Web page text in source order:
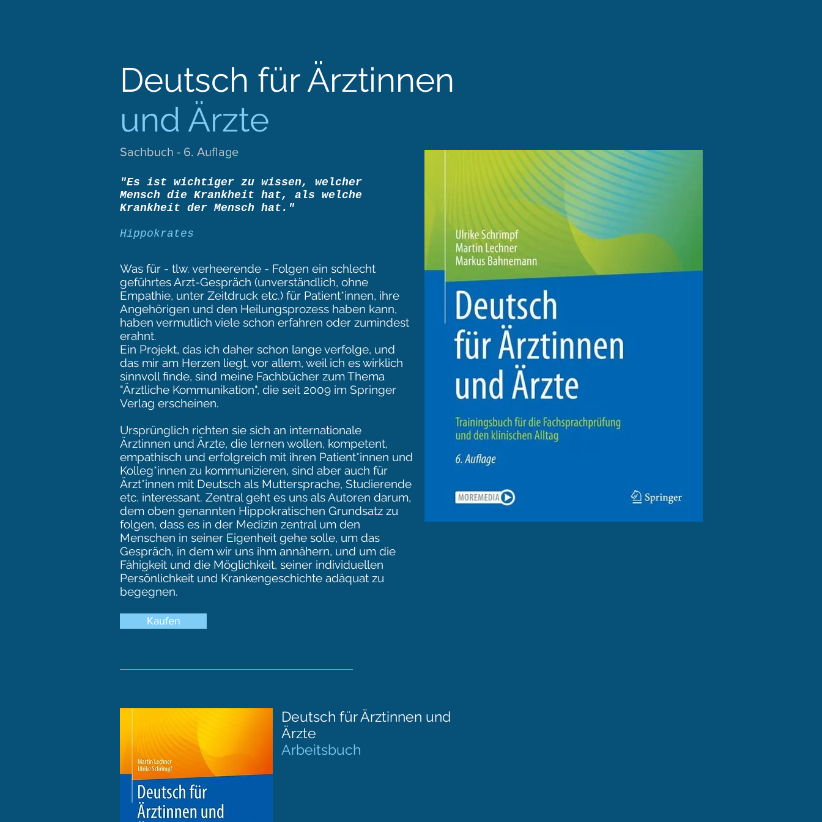
Deutsch für Ärztinnen
und Ärzte
Sachbuch - 6. Auflage
"Es ist wichtiger zu wissen, welcher
Mensch die Krankheit hat, als welche
Krankheit der Mensch hat."
Hippokrates
Was für - tlw. verheerende - Folgen ein schlecht
geführtes Arzt-Gespräch (unverständlich, ohne
Empathie, unter Zeitdruck etc.) für Patient*innen, ihre
Angehörigen und den Heilungsprozess haben kann,
haben vermutlich viele schon erfahren oder zumindest
erahnt.
Ein Projekt, das ich daher schon lange verfolge, und
das mir am Herzen liegt, vor allem, weil ich es wirklich
sinnvoll finde, sind meine Fachbücher zum Thema
"Ärztliche Kommunikation", die seit 2009 im Springer
Verlag erscheinen.
Ursprünglich richten sie sich an internationale
Ärztinnen und Ärzte, die lernen wollen, kompetent,
empathisch und erfolgreich mit ihren Patient*innen und
Kolleg*innen zu kommunizieren, sind aber auch für
Ärzt*innen mit Deutsch als Muttersprache, Studierende
etc. interessant. Zentral geht es uns als Autoren darum,
dem oben genannten Hippokratischen Grundsatz zu
folgen, dass es in der Medizin zentral um den
Menschen in seiner Eigenheit gehe solle, um das
Gespräch, in dem wir uns ihm annähern, und um die
Fähigkeit und die Möglichkeit, seiner individuellen
Persönlichkeit und Krankengeschichte adäquat zu
begegnen.
Kaufen
Deutsch für Ärztinnen und
Ärzte
Arbeitsbuch